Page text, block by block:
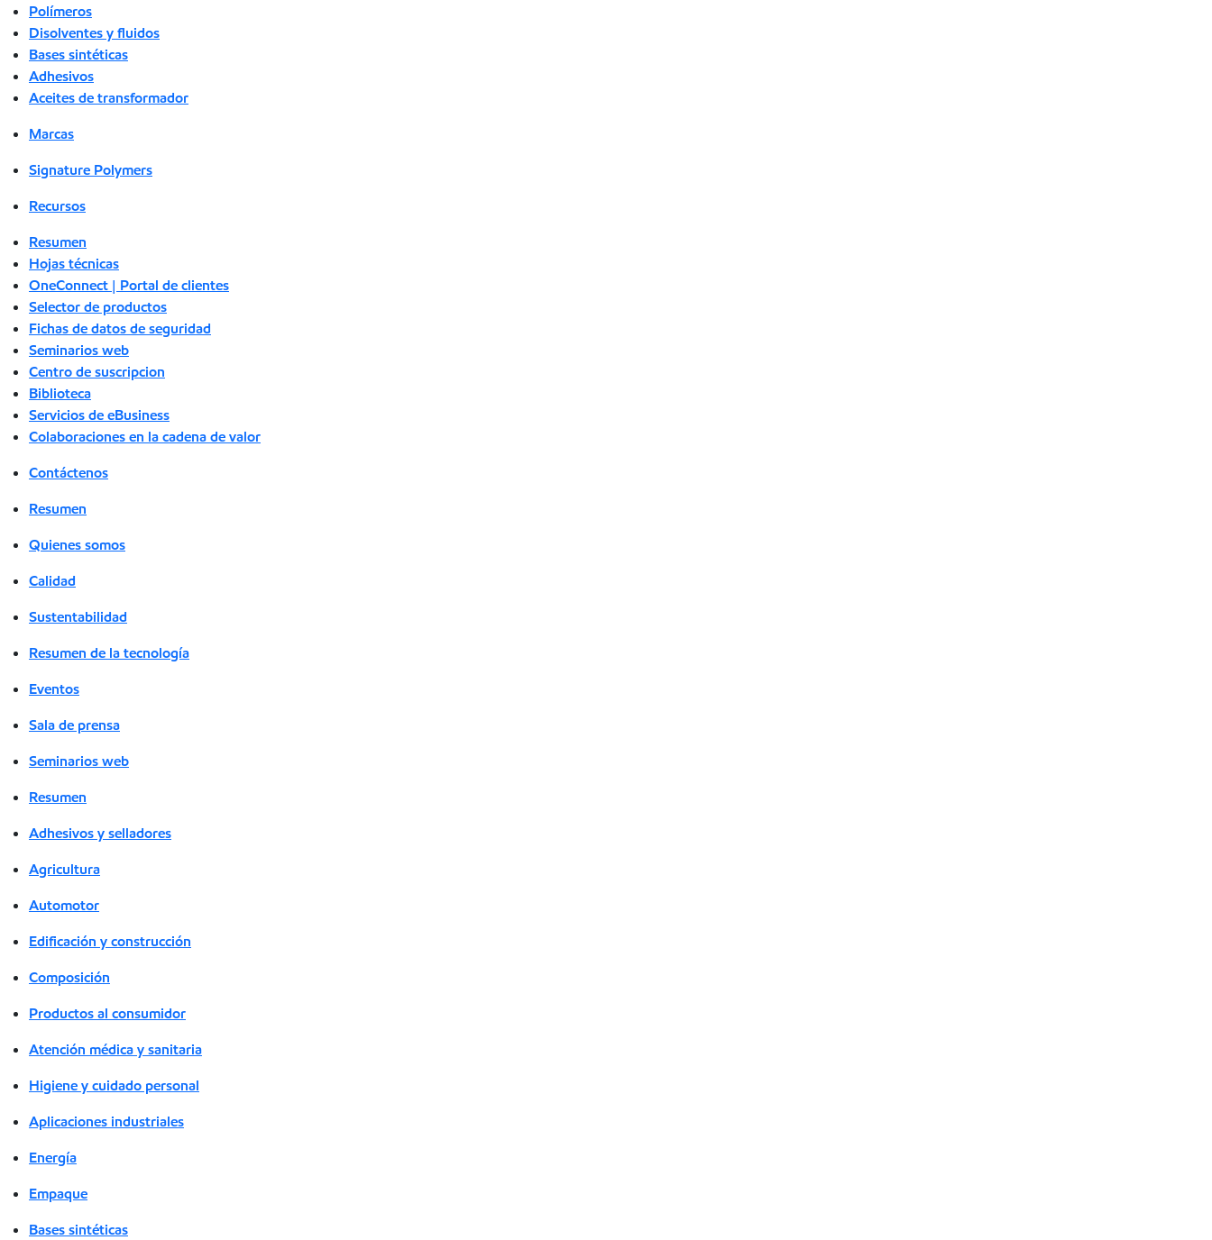
Polímeros
Disolventes y fluidos
Bases sintéticas
Adhesivos
Aceites de transformador
Marcas
Signature Polymers
Recursos
Resumen
Hojas técnicas
OneConnect | Portal de clientes
Selector de productos
Fichas de datos de seguridad
Seminarios web
Centro de suscripcion
Biblioteca
Servicios de eBusiness
Colaboraciones en la cadena de valor
Contáctenos
Resumen
Quienes somos
Calidad
Sustentabilidad
Resumen de la tecnología
Eventos
Sala de prensa
Seminarios web
Resumen
Adhesivos y selladores
Agricultura
Automotor
Edificación y construcción
Composición
Productos al consumidor
Atención médica y sanitaria
Higiene y cuidado personal
Aplicaciones industriales
Energía
Empaque
Bases sintéticas